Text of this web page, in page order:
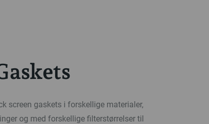
screen gaskets i forskellige materialer,
og med forskellige filterstørrelser til